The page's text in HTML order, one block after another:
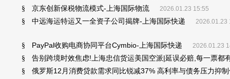
§ 京东创新保税物流模式-上海国际物流 2026.01.23 15:55
§ 中远海运特运又一全资子公司揭牌-上海国际快递 2026.01.23
§ PayPal收购电商协同平台Cymbio-上海国际快递 2026.01.23
§ 告别跨境时效焦虑!上海忠信货运美国空派|延误必赔,每一票都
§ 俄罗斯12月消费贷款需求同比锐减37% 高利率与债务压力抑